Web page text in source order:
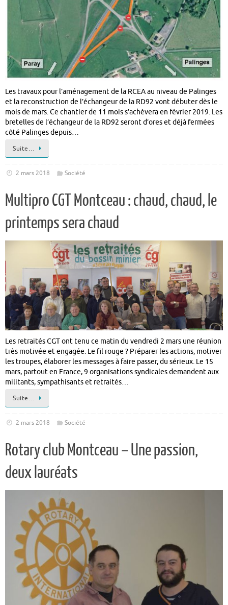
Les travaux pour l’aménagement de la RCEA au niveau de Palinges
et la reconstruction de l’échangeur de la RD92 vont débuter dès le
mois de mars. Ce chantier de 11 mois s’achèvera en février 2019. Les
bretelles de l’échangeur de la RD92 seront d’ores et déjà fermées
côté Palinges depuis…
Suite…
2 mars 2018 Société
Multipro CGT Montceau : chaud, chaud, le
printemps sera chaud
Les retraités CGT ont tenu ce matin du vendredi 2 mars une réunion
très motivée et engagée. Le fil rouge ? Préparer les actions, motiver
les troupes, élaborer les messages à faire passer, du sérieux. Le 15
mars, partout en France, 9 organisations syndicales demandent aux
militants, sympathisants et retraités…
Suite…
2 mars 2018 Société
Rotary club Montceau – Une passion,
deux lauréats